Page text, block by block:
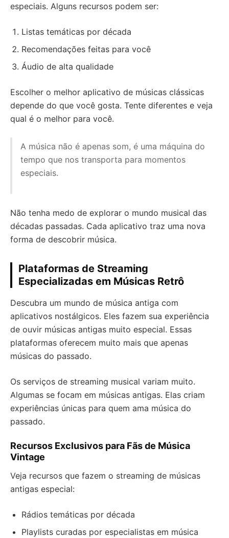
especiais. Alguns recursos podem ser:
Listas temáticas por década
Recomendações feitas para você
Áudio de alta qualidade
Escolher o melhor aplicativo de músicas clássicas
depende do que você gosta. Tente diferentes e veja
qual é o melhor para você.
A música não é apenas som, é uma máquina do
tempo que nos transporta para momentos
especiais.
Não tenha medo de explorar o mundo musical das
décadas passadas. Cada aplicativo traz uma nova
forma de descobrir música.
Plataformas de Streaming
Especializadas em Músicas Retrô
Descubra um mundo de música antiga com
aplicativos nostálgicos. Eles fazem sua experiência
de ouvir músicas antigas muito especial. Essas
plataformas oferecem muito mais que apenas
músicas do passado.
Os serviços de streaming musical variam muito.
Algumas se focam em músicas antigas. Elas criam
experiências únicas para quem ama música do
passado.
Recursos Exclusivos para Fãs de Música
Vintage
Veja recursos que fazem o streaming de músicas
antigas especial:
Rádios temáticas por década
Playlists curadas por especialistas em música